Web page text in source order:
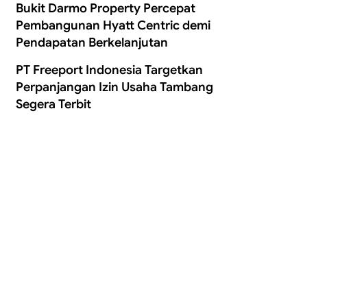
Bukit Darmo Property Percepat
Pembangunan Hyatt Centric demi
Pendapatan Berkelanjutan
PT Freeport Indonesia Targetkan
Perpanjangan Izin Usaha Tambang
Segera Terbit